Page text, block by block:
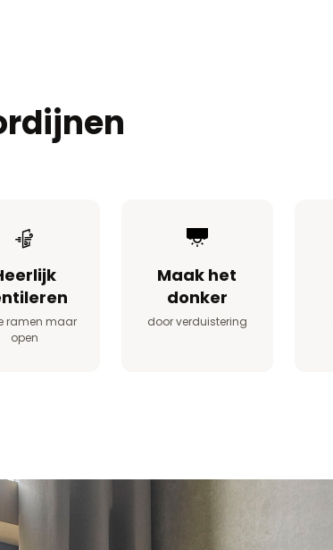
ramen maar
open
Maak het
donker
door verduistering